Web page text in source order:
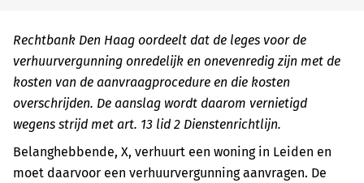
Rechtbank Den Haag oordeelt dat de leges voor de
verhuurvergunning onredelijk en onevenredig zijn met de
kosten van de aanvraagprocedure en die kosten
overschrijden. De aanslag wordt daarom vernietigd
wegens strijd met art. 13 lid 2 Dienstenrichtlijn.
Belanghebbende, X, verhuurt een woning in Leiden en
moet daarvoor een verhuurvergunning aanvragen. De